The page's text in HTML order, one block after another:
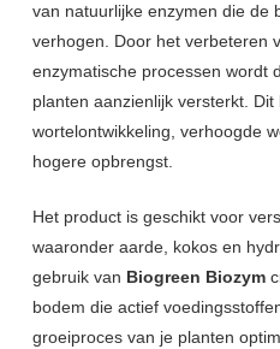
van natuurlijke enzymen die de
verhogen. Door het verbeteren
enzymatische processen wordt
planten aanzienlijk versterkt.
wortelontwikkeling, verhoogde
hogere opbrengst.
Het product is geschikt voor
waaronder aarde, kokos en
gebruik van Biogreen Biozym
bodem die actief
groeiproces van je planten